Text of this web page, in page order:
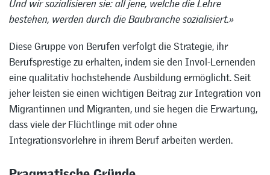
Und wir sozialisieren sie: all jene, welche die Lehre
bestehen, werden durch die Baubranche sozialisiert.»
Diese Gruppe von Berufen verfolgt die Strategie, ihr
Berufsprestige zu erhalten, indem sie den Invol-Lernenden
eine qualitativ hochstehende Ausbildung ermöglicht. Seit
jeher leisten sie einen wichtigen Beitrag zur Integration von
Migrantinnen und Migranten, und sie hegen die Erwartung,
dass viele der Flüchtlinge mit oder ohne
Integrationsvorlehre in ihrem Beruf arbeiten werden.